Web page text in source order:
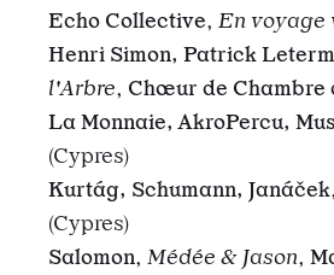
Echo Collective, En voyage
Henri Simon, Patrick
l'Arbre, Chœur de Chambre
La Monnaie, AkroPercu,
(Cypres)
Kurtág, Schumann, Janáček,
(Cypres)
Salomon, Médée & Jason,